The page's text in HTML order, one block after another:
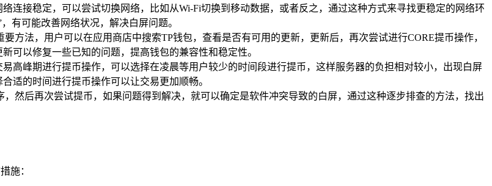
连接稳定，可以尝试切换网络，比如从Wi-Fi切换到移动数据，或者反之，通过这种方式来寻找更稳定的网络环
有可能改善网络状况，解决白屏问题。
方法，用户可以在应用商店中搜索TP钱包，查看是否有可用的更新，更新后，再次尝试进行CORE提币操作，
可以修复一些已知的问题，提高钱包的兼容性和稳定性。
高峰期进行提币操作，可以选择在凌晨等用户较少的时间段进行提币，这样服务器的负担相对较小，出现白屏
适的时间进行提币操作可以让交易更加顺畅。
然后再次尝试提币，如果问题得到解决，就可以确定是软件冲突导致的白屏，通过这种逐步排查的方法，找出
施：